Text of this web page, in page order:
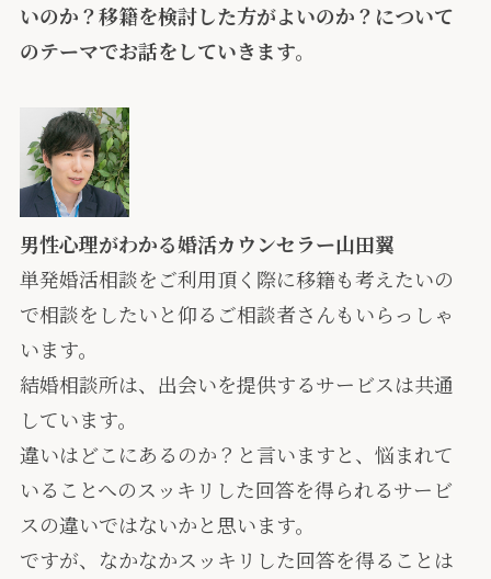
いのか？移籍を検討した方がよいのか？について
のテーマでお話をしていきます。
男性心理がわかる婚活カウンセラー山田翼
単発婚活相談をご利用頂く際に移籍も考えたいの
で相談をしたいと仰るご相談者さんもいらっしゃ
います。
結婚相談所は、出会いを提供するサービスは共通
しています。
違いはどこにあるのか？と言いますと、悩まれて
いることへのスッキリした回答を得られるサービ
スの違いではないかと思います。
ですが、なかなかスッキリした回答を得ることは